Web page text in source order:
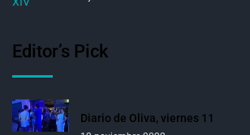
Editor’s Pick
Diario de Oliva, viernes 11